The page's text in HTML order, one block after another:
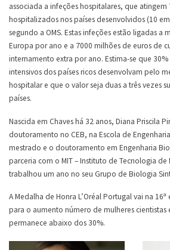
associada a infeções hospitalares, que
hospitalizados nos países desenvolvidos (10
segundo a OMS. Estas infeções estão ligadas a
Europa por ano e a 7000 milhões de euros de
internamento extra por ano. Estima-se que
intensivos dos países ricos desenvolvam pelo
hospitalar e que o valor seja duas a três vezes
países.
Nascida em Chaves há 32 anos, Diana Priscila
doutoramento no CEB, na Escola de
mestrado e o doutoramento em Engenharia
parceria com o MIT – Instituto de Tecnologia de
trabalhou um ano no seu Grupo de Biologia
A Medalha de Honra L’Oréal Portugal vai na
para o aumento número de mulheres
permanece abaixo dos 30%.